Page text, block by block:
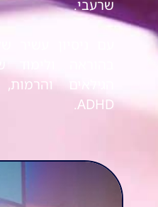
שרעבי.
בהוראה ולימוד
הגילאים
ADHD.